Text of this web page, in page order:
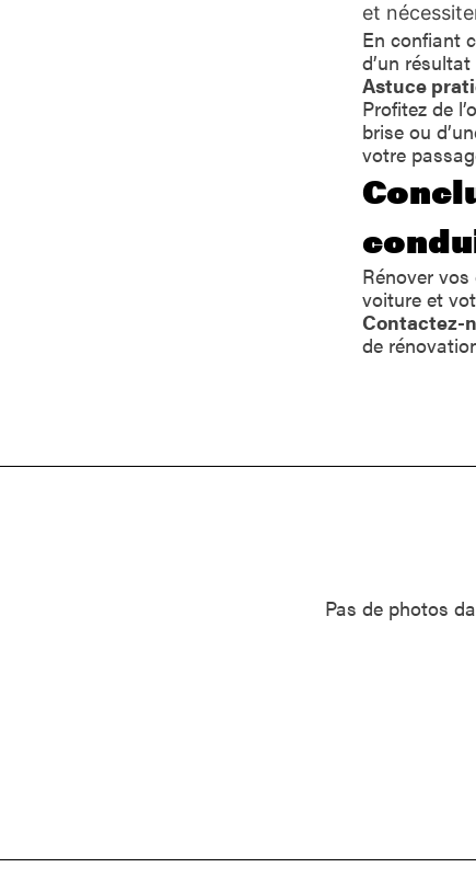
et
En confiant
d’un
Astuce
Profitez de
brise ou
votre
Rénover
voiture et
Contactez-
de
Pas de photos